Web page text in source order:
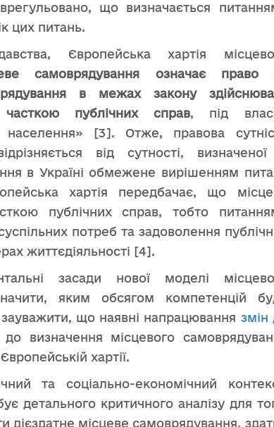
що визначається
цих питань.
Європейська хартія
самоврядування означає право
в межах закону
публічних справ, під
населення» [3]. Отже, правова
від сутності,
в Україні обмежене вирішенням
хартія передбачає, що
публічних справ, тобто
потреб та задоволення
життєдіяльності [4].
засади нової моделі
яким обсягом компетенцій
що наявні напрацювання змін
до визначення місцевого
хартії.
та соціально-економічний
детального критичного аналізу для
дієздатне місцеве самоврядування,